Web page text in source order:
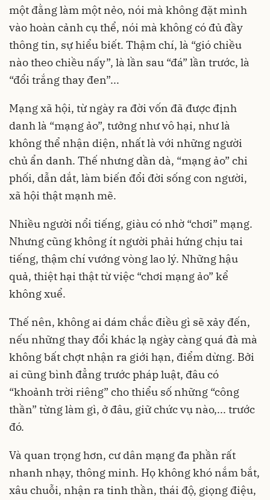
một đằng làm một nẻo, nói mà không đặt mình
vào hoàn cảnh cụ thể, nói mà không có đủ đầy
thông tin, sự hiểu biết. Thậm chí, là “gió chiều
nào theo chiều nấy”, là lần sau “đá” lần trước, là
“đổi trắng thay đen”...
Mạng xã hội, từ ngày ra đời vốn đã được định
danh là “mạng ảo”, tưởng như vô hại, như là
không thể nhận diện, nhất là với những người
chủ ẩn danh. Thế nhưng dần dà, “mạng ảo” chi
phối, dẫn dắt, làm biến đổi đời sống con người,
xã hội thật mạnh mẽ.
Nhiều người nổi tiếng, giàu có nhờ “chơi” mạng.
Nhưng cũng không ít người phải hứng chịu tai
tiếng, thậm chí vướng vòng lao lý. Những hậu
quả, thiệt hại thật từ việc “chơi mạng ảo” kể
không xuể.
Thế nên, không ai dám chắc điều gì sẽ xảy đến,
nếu những thay đổi khác lạ ngày càng quá đà mà
không bất chợt nhận ra giới hạn, điểm dừng. Bởi
ai cũng bình đẳng trước pháp luật, đâu có
“khoảnh trời riêng” cho thiểu số những “công
thần” từng làm gì, ở đâu, giữ chức vụ nào,... trước
đó.
Và quan trọng hơn, cư dân mạng đa phần rất
nhanh nhạy, thông minh. Họ không khó nắm bắt,
xâu chuỗi, nhận ra tinh thần, thái độ, giọng điệu,